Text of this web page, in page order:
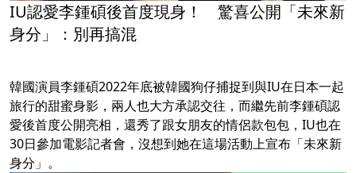
IU認愛李鍾碩後首度現身！ 驚喜公開「未來新
身分」：別再搞混
韓國演員李鍾碩2022年底被韓國狗仔捕捉到與IU在日本一起
旅行的甜蜜身影，兩人也大方承認交往，而繼先前李鍾碩認
愛後首度公開亮相，還秀了跟女朋友的情侶款包包，IU也在
30日參加電影記者會，沒想到她在這場活動上宣布「未來新
身分」。